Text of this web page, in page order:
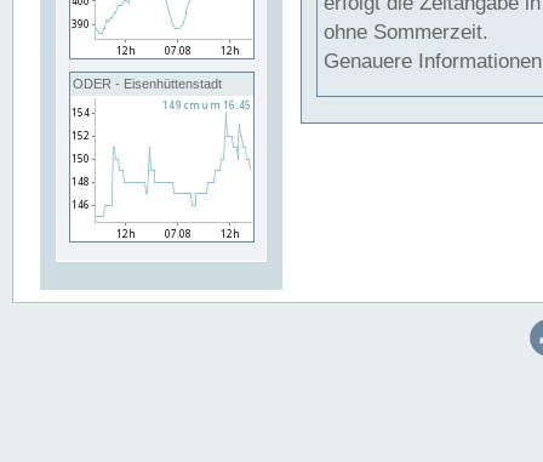
ODER - Eisenhüttenstadt
ohne Sommerzeit.
Genauere